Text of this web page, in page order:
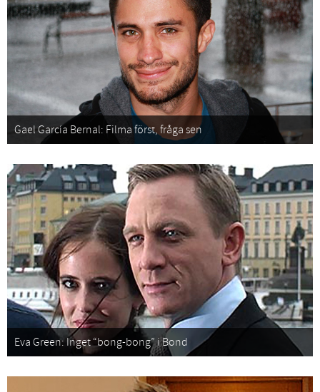
Gael García Bernal: Filma först, fråga sen
Eva Green: Inget “bong-bong” i Bond